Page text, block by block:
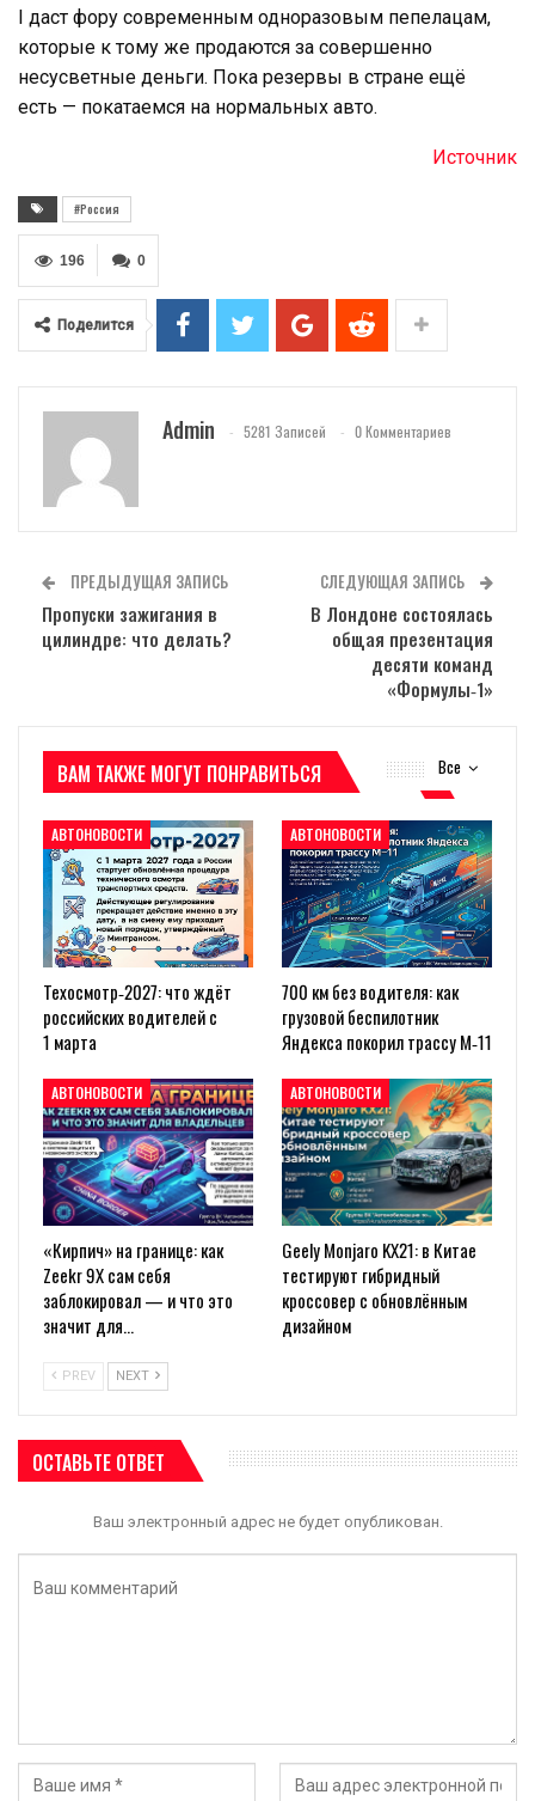
I даст фору современным одноразовым пепелацам,
которые к тому же продаются за совершенно
несусветные деньги. Пока резервы в стране ещё
есть — покатаемся на нормальных авто.
Источник
#Россия
0
196
Поделится
Admin 5281 Записей 0 Комментариев
ПРЕДЫДУЩАЯ ЗАПИСЬ
Пропуски зажигания в
цилиндре: что делать?
СЛЕДУЮЩАЯ ЗАПИСЬ
В Лондоне состоялась
общая презентация
десяти команд
«Формулы‑1»
Все
ВАМ ТАКЖЕ МОГУТ ПОНРАВИТЬСЯ
АВТОНОВОСТИ
Техосмотр‑2027: что ждёт
российских водителей с
1 марта
АВТОНОВОСТИ
700 км без водителя: как
грузовой беспилотник
Яндекса покорил трассу М‑11
АВТОНОВОСТИ
«Кирпич» на границе: как
Zeekr 9X сам себя
заблокировал — и что это
значит для…
АВТОНОВОСТИ
Geely Monjaro KX21: в Китае
тестируют гибридный
кроссовер с обновлённым
дизайном
PREV NEXT
ОСТАВЬТЕ ОТВЕТ
Ваш электронный адрес не будет опубликован.